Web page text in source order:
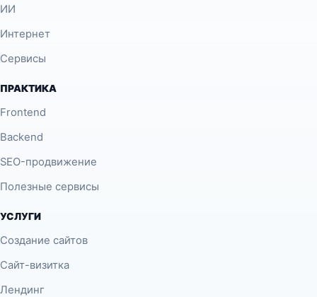
ИИ
Интернет
Сервисы
ПРАКТИКА
Frontend
Backend
SEO-продвижение
Полезные сервисы
УСЛУГИ
Создание сайтов
Сайт-визитка
Лендинг